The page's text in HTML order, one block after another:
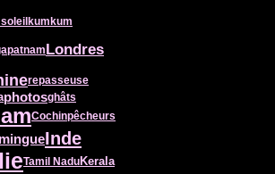
kumkum
Londres
repasseuse
photosghâts
Cochinpêcheurs
Inde
Tamil NaduKerala